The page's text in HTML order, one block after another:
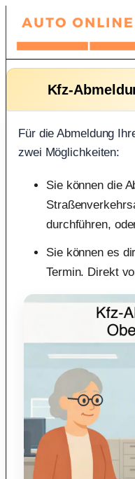
Zum
springen
Kfz-
Für die Abmeldung
zwei Möglichkeiten:
Sie können die
durchführen,
Sie können es
Termin. Direkt